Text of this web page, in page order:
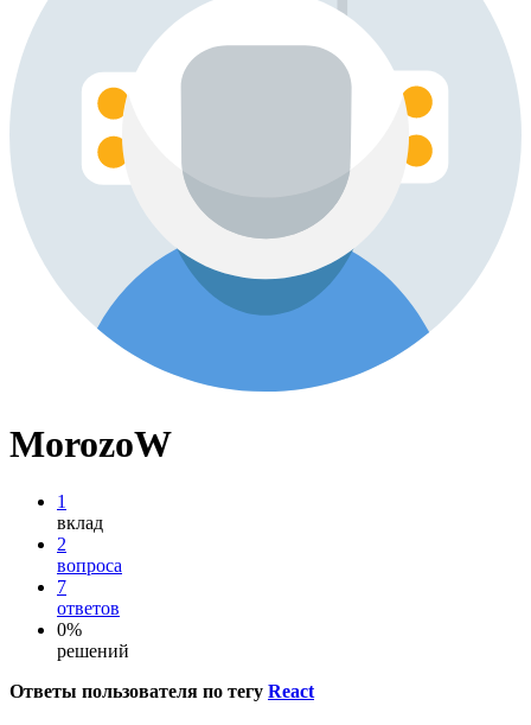
MorozoW
1
вклад
2
вопроса
7
ответов
0%
решений
Ответы пользователя по тегу React